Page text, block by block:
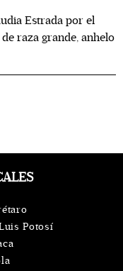
Estrada por el
raza grande, anhelo
Potosí